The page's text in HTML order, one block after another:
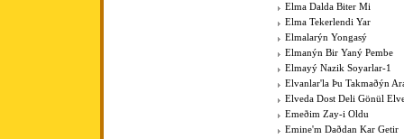
Elma Dalda Biter Mi
Elma Tekerlendi Yar
Elmalarýn Yongasý
Elmanýn Bir Yaný Pembe
Elmayý Nazik Soyarlar-1
Elvanlar'la Þu Takmaðýn
Elveda Dost Deli Gönül
Emeðim Zay-i Oldu
Emine'm Daðdan Kar Getir